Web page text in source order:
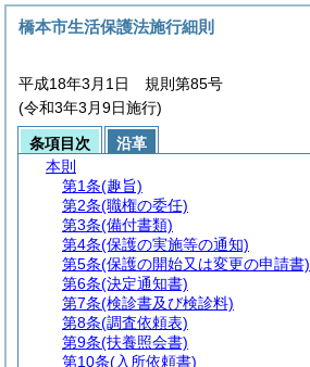
橋本市生活保護法施行細則
平成18年3月1日 規則第85号
(令和3年3月9日施行)
条項目次
沿革
本則
第1条(趣旨)
第2条(職権の委任)
第3条(備付書類)
第4条(保護の実施等の通知)
第5条(保護の開始又は変更の申請書)
第6条(決定通知書)
第7条(検診書及び検診料)
第8条(調査依頼表)
第9条(扶養照会書)
第10条(入所依頼書)